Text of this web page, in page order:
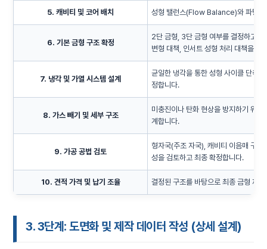
5. 캐비티 및 코어 배치 성형 밸런스(Flow Balance)와 파팅 라
6. 기본 금형 구조 확정
2단 금형, 3단 금형 여부를 결정하고
변형 대책, 인서트 성형 처리 대책을 세
7. 냉각 및 가열 시스템 설계
균일한 냉각을 통한 성형 사이클 단축
정합니다.
8. 가스 빼기 및 세부 구조
미충진이나 탄화 현상을 방지하기 위
계합니다.
9. 가공 공법 검토
형자국(주조 자국), 캐비티 이음매 구
성을 검토하고 최종 확정합니다.
10. 견적 가격 및 납기 조율 결정된 구조를 바탕으로 최종 금형 제
3. 3단계: 도면화 및 제작 데이터 작성 (상세 설계)